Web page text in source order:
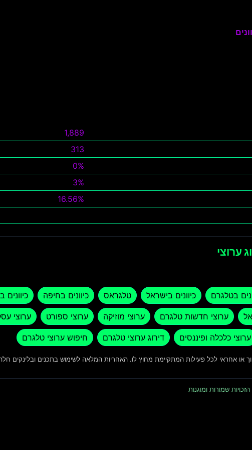
1,889
313
0%
3%
16.56%
ערוצי
בטלגרם כיוונים בישראל טלגראס כיוונים בחיפה כיוונים
ערוצי חדשות טלגרם ערוצי מוזיקה ערוצי ספורט ערוצי
ערוצי כלכלה ופיננסים דירוג ערוצי טלגרם חיפוש ערוצי טלגרם
או אחראי לכל פעילות המתקיימת מחוץ לו. האחריות המלאה לשימוש בתכנים